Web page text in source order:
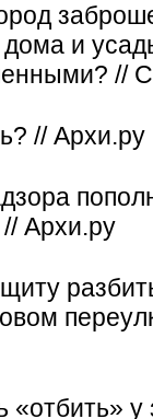
и
//
// Архи.ру
Архи.ру
«отбить»